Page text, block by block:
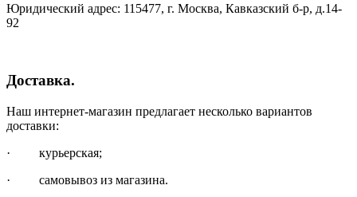
Юридический адрес: 115477, г. Москва, Кавказский б-р, д.14-
92
Доставка.
Наш интернет-магазин предлагает несколько вариантов
доставки:
· курьерская;
· самовывоз из магазина.